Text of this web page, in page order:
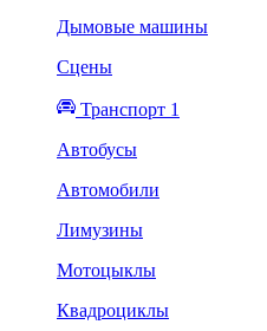
Дымовые машины
Сцены
Транспорт 1
Автобусы
Автомобили
Лимузины
Мотоцыклы
Квадроциклы